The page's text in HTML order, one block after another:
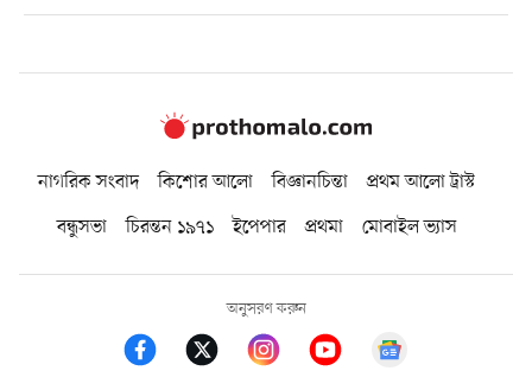
নাগরিক সংবাদ কিশোর আলো বিজ্ঞানচিন্তা
প্রথম আলো ট্রাস্ট
বন্ধুসভা
চিরন্তন ১৯৭১ ইপেপার প্রথমা মোবাইল ভ্যাস
অনুসরণ করুন